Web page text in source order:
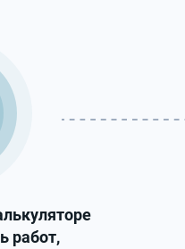
работ,